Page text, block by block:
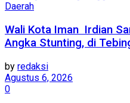
Daerah
Wali Kota Iman Irdian
Angka Stunting, di
by redaksi
Agustus 6, 2026
0